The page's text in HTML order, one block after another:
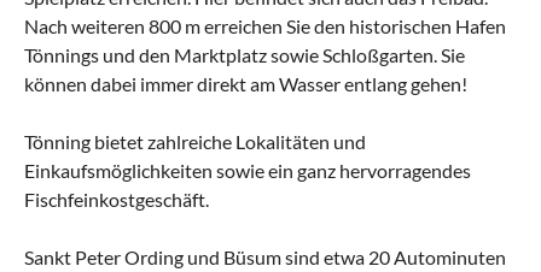
Nach weiteren 800 m erreichen Sie den historischen Hafen
Tönnings und den Marktplatz sowie Schloßgarten. Sie
können dabei immer direkt am Wasser entlang gehen!
Tönning bietet zahlreiche Lokalitäten und
Einkaufsmöglichkeiten sowie ein ganz hervorragendes
Fischfeinkostgeschäft.
Sankt Peter Ording und Büsum sind etwa 20 Autominuten